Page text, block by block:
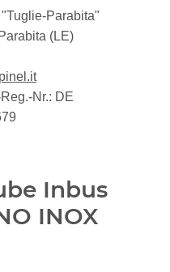
"Tuglie-Parabita"
(LE)
Nr.: DE
Inbus
INOX